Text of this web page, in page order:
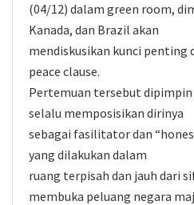
(04/12) dalam green room,
Kanada, dan Brazil akan
mendiskusikan kunci penting
peace clause.
Pertemuan tersebut dipimpin
selalu memposisikan dirinya
sebagai fasilitator dan
yang dilakukan dalam
ruang terpisah dan jauh dari
membuka peluang negara